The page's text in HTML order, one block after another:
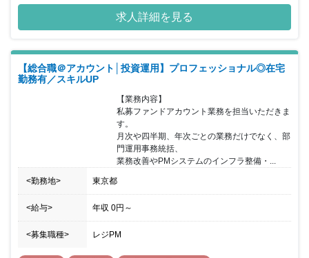
～入居中の管理～退去後のメンテナンス手配まで様々な業務を行っ
ていただきます。オーナーとの打ち合わせ、お客様の対応、設計・
施工会社とのやりとりなどもあるため豊富な経験を積み上げていく
ジェクトの企画に参加することも可能です。 賃貸管理業務に挑戦し
たい方や経験を活かしてキャリアアップしたい方など一緒に成長を
支えていただける方を歓迎いたします。
求人詳細を見る
【総合職＠アカウント│投資運用】プロフェッショナル◎在宅
勤務有／スキルUP
【業務内容】
私募ファンドアカウント業務を担当いただきま
す。
月次や四半期、年次ごとの業務だけでなく、部
門運用事務統括、
業務改善やPMシステムのインフラ整備・...
<勤務地> 東京都
<給与> 年収 0円 ～
<募集職種> レジPM